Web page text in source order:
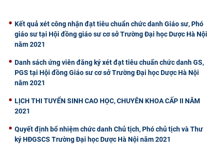
Kết quả xét công nhận đạt tiêu chuẩn chức danh Giáo sư, Phó
giáo sư tại Hội đồng giáo sư cơ sở Trường Đại học Dược Hà Nội
năm 2021
Danh sách ứng viên đăng ký xét đạt tiêu chuẩn chức danh GS,
PGS tại Hội đồng Giáo sư cơ sở Trường Đại học Dược Hà Nội
năm 2021
​LỊCH THI TUYỂN SINH CAO HỌC, CHUYÊN KHOA CẤP II NĂM
2021
Quyết định bổ nhiệm chức danh Chủ tịch, Phó chủ tịch và Thư
ký HĐGSCS Trường Đại học Dược Hà Nội năm 2021